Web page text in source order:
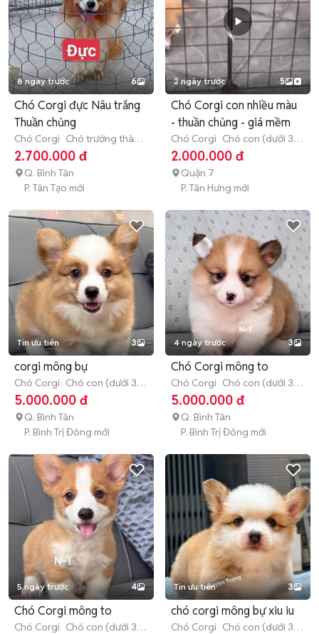
8 ngày trước 6
Chó Corgi đực Nâu trắng
Thuần chủng
Chó Corgi Chó trưởng thành
(hơn 1 tuổi)
2.700.000 đ
Q. Bình Tân
P. Tân Tạo mới
2 ngày trước 5
Chó Corgi con nhiều màu
- thuần chủng - giá mềm
Chó Corgi Chó con (dưới 3
tháng tuổi)
2.000.000 đ
Quận 7
P. Tân Hưng mới
Tin ưu tiên 3
corgi mông bự
Chó Corgi Chó con (dưới 3
tháng tuổi)
5.000.000 đ
Q. Bình Tân
P. Bình Trị Đông mới
4 ngày trước 3
Chó Corgi mông to
Chó Corgi Chó con (dưới 3
tháng tuổi)
5.000.000 đ
Q. Bình Tân
P. Bình Trị Đông mới
5 ngày trước 4
Chó Corgi mông to
Chó Corgi Chó con (dưới 3
Tin ưu tiên 3
chó corgi mông bự xiu iu
Chó Corgi Chó con (dưới 3